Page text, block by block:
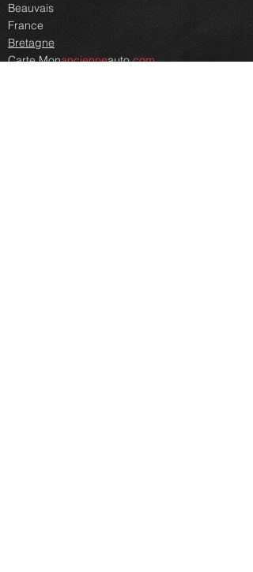
Beauvais
France
Bretagne
CarteMonancienneauto.com